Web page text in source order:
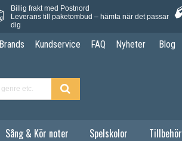
Billig frakt med Postnord
Leverans till paketombud – hämta när det passar
dig
Brands Kundservice FAQ Nyheter Blog
Sång & Kör noter Spelskolor Tillbehör